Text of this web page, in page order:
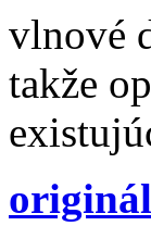
vlnové
takže